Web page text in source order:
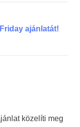
ajánlatát!
közelíti meg